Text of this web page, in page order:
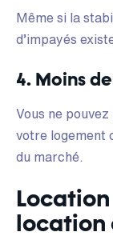
Même si la
d’impayés
4. Moins
Vous ne
votre logement
du marché.
location